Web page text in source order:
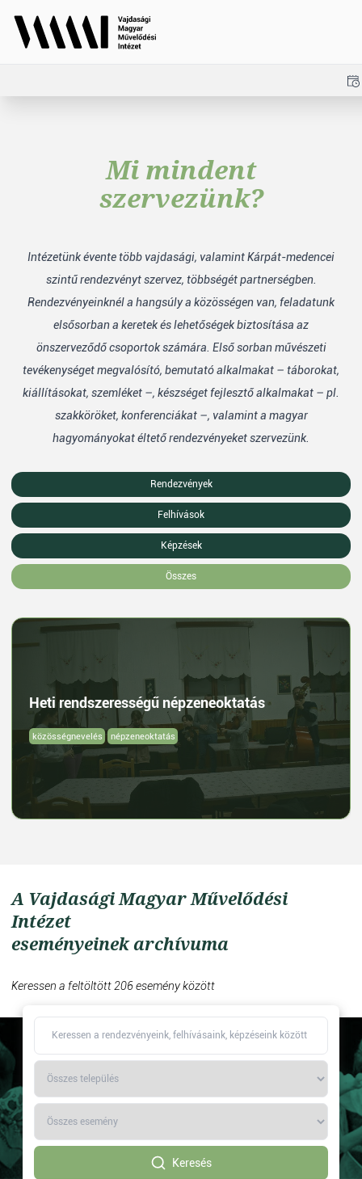
Mi mindent
szervezünk?
Intézetünk évente több vajdasági, valamint Kárpát-medencei
szintű rendezvényt szervez, többségét partnerségben.
Rendezvényeinknél a hangsúly a közösségen van, feladatunk
elsősorban a keretek és lehetőségek biztosítása az
önszerveződő csoportok számára. Első sorban művészeti
tevékenységet megvalósító, bemutató alkalmakat – táborokat,
kiállításokat, szemléket –, készséget fejlesztő alkalmakat – pl.
szakköröket, konferenciákat –, valamint a magyar
hagyományokat éltető rendezvényeket szervezünk.
Rendezvények
Felhívások
Képzések
Összes
Heti rendszerességű népzeneoktatás
közösségnevelés népzeneoktatás
A Vajdasági Magyar Művelődési
Intézet
eseményeinek archívuma
Keressen a feltöltött 206 esemény között
Keresés